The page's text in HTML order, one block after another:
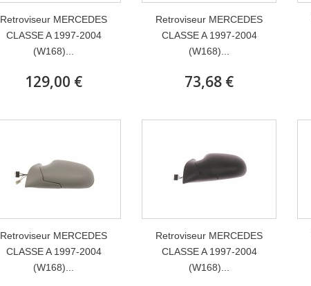
Retroviseur MERCEDES
CLASSE A 1997-2004
(W168)...
129,00 €
Retroviseur MERCEDES
CLASSE A 1997-2004
(W168)...
73,68 €
Retroviseur MERCEDES
CLASSE A 1997-2004
(W168)...
Retroviseur MERCEDES
CLASSE A 1997-2004
(W168)...